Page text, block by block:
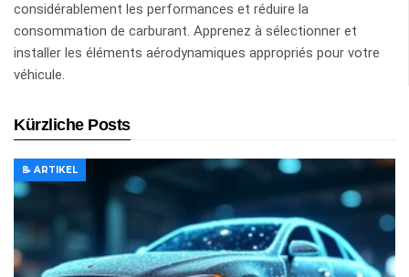
considérablement les performances et réduire la
consommation de carburant. Apprenez à sélectionner et
installer les éléments aérodynamiques appropriés pour votre
véhicule.
Kürzliche Posts
📝 ARTIKEL